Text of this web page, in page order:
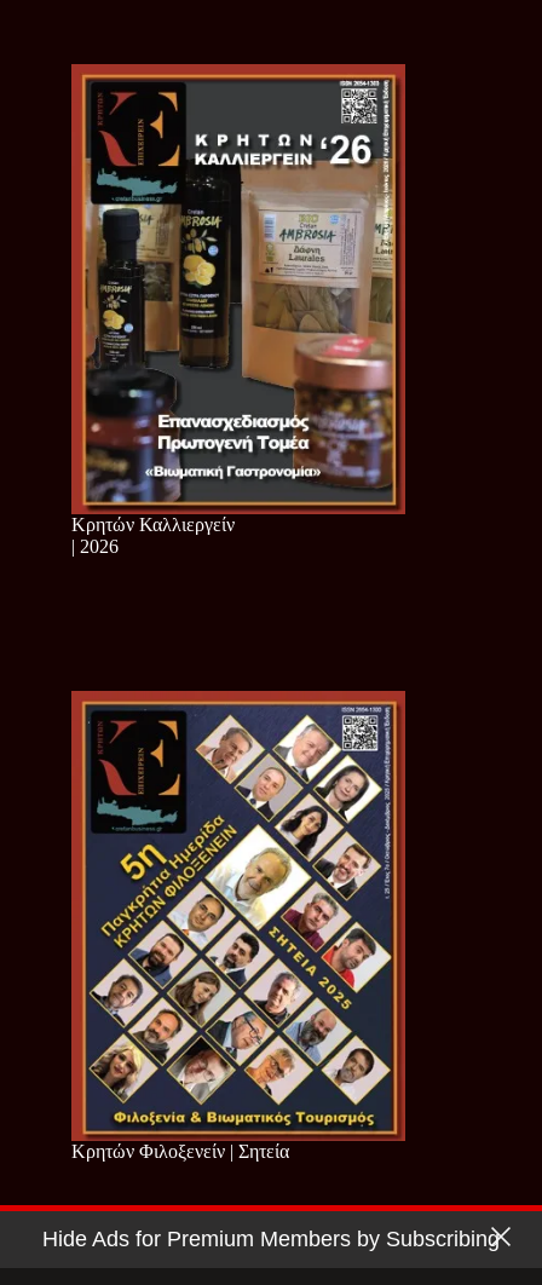
Κρητών Καλλιεργείν
| 2026
Κρητών Φιλοξενείν | Σητεία
Copyright © 2026 - Cretan Business | Κρητών Επιχειρείν
Hide Ads for Premium Members by Subscribing